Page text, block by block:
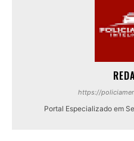
https://
Portal Especializado em